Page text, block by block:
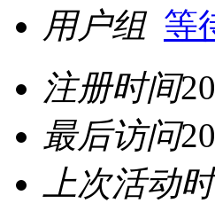
用户组 等
注册时间
最后访问
上次活动